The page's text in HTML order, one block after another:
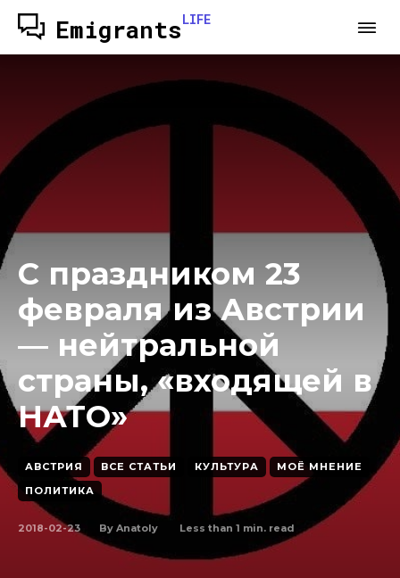
EmigrantsLIFE
С праздником 23
февраля из Австрии
— нейтральной
страны, «входящей в
НАТО»
АВСТРИЯ ВСЕ СТАТЬИ КУЛЬТУРА
МОЁ МНЕНИЕ
ПОЛИТИКА
2018-02-23 By Anatoly Less than 1 min. read